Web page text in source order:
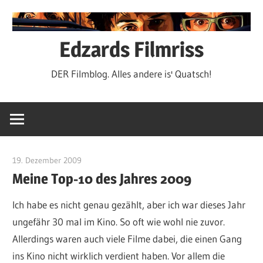
Inhalt
Edzards Filmriss
DER Filmblog. Alles andere is' Quatsch!
19. Dezember 2009
Meine Top-10 des Jahres 2009
Ich habe es nicht genau gezählt, aber ich war dieses Jahr
ungefähr 30 mal im Kino. So oft wie wohl nie zuvor.
Allerdings waren auch viele Filme dabei, die einen Gang
ins Kino nicht wirklich verdient haben. Vor allem die